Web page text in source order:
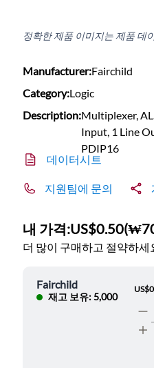
정확한 제품 이미지는 제품 데
Manufacturer:Fairchild
Category:Logic
Description:Multiplexer,
Input, 1 Line
PDIP16
데이터시트
지원팀에 문의
내 가격:US$0.50(
더 많이 구매하고 절약하세
Fairchild
재고 보유: 5,000